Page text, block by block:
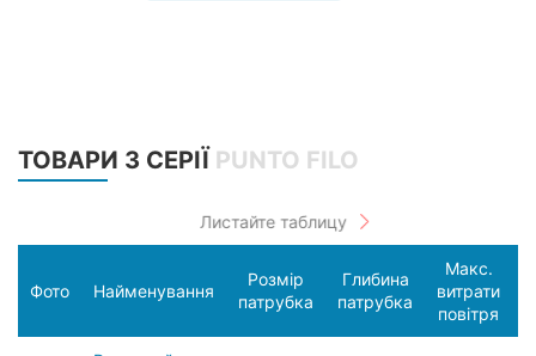
ТОВАРИ З СЕРІЇ PUNTO FILO
Фото Найменування
Розмір
патрубка
Глибина
патрубка
Макс.
витрати
повітря